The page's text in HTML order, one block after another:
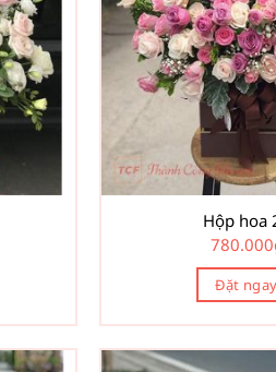
Hộp hoa
780.000
Đặt ngay